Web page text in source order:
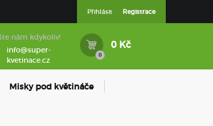
Přihlásit Registrace
nám kdykoliv!
info@super-
kvetinace.cz
0
0 Kč
Misky pod květináče